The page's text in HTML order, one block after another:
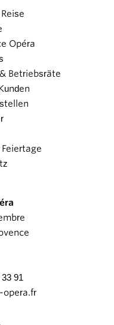
Opéra
Betriebsräte
91
opera.fr